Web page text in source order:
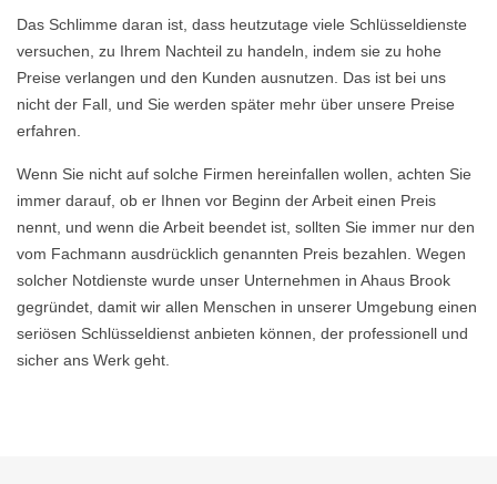
Das Schlimme daran ist, dass heutzutage viele Schlüsseldienste
versuchen, zu Ihrem Nachteil zu handeln, indem sie zu hohe
Preise verlangen und den Kunden ausnutzen. Das ist bei uns
nicht der Fall, und Sie werden später mehr über unsere Preise
erfahren.
Wenn Sie nicht auf solche Firmen hereinfallen wollen, achten Sie
immer darauf, ob er Ihnen vor Beginn der Arbeit einen Preis
nennt, und wenn die Arbeit beendet ist, sollten Sie immer nur den
vom Fachmann ausdrücklich genannten Preis bezahlen. Wegen
solcher Notdienste wurde unser Unternehmen in Ahaus Brook
gegründet, damit wir allen Menschen in unserer Umgebung einen
seriösen Schlüsseldienst anbieten können, der professionell und
sicher ans Werk geht.